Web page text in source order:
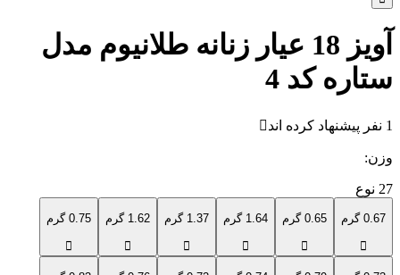
آویز 18 عیار زنانه طلانیوم مدل
ستاره کد 4
1 نفر پیشنهاد کرده اند
وزن:
27 نوع
0.67 گرم 0.65 گرم 1.64 گرم 1.37 گرم 1.62 گرم 0.75 گرم